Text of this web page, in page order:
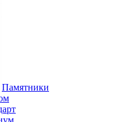
Памятники